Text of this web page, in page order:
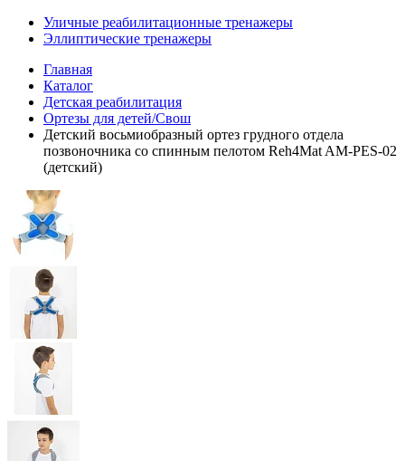
Уличные реабилитационные тренажеры
Эллиптические тренажеры
Главная
Каталог
Детская реабилитация
Ортезы для детей/Свош
Детский восьмиобразный ортез грудного отдела
позвоночника со спинным пелотом Reh4Mat AM-PES-02
(детский)